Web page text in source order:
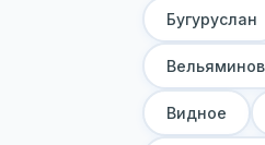
Бугуруслан
Видное